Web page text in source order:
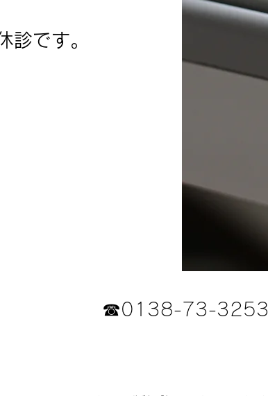
診です。
☎︎0138-73-3253